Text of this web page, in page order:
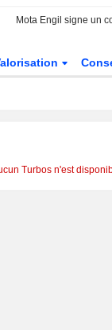
Turbos n'est